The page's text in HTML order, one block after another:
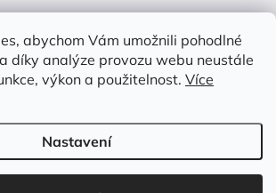
abychom Vám umožnili pohodlné
díky analýze provozu webu neustále
výkon a použitelnost. Více
Nastavení
Vytvořil Shoptet